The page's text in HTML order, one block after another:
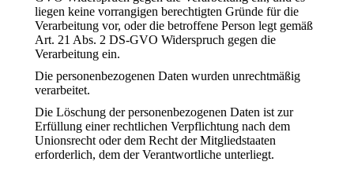
liegen keine vorrangigen berechtigten Gründe für die
Verarbeitung vor, oder die betroffene Person legt gemäß
Art. 21 Abs. 2 DS-GVO Widerspruch gegen die
Verarbeitung ein.
Die personenbezogenen Daten wurden unrechtmäßig
verarbeitet.
Die Löschung der personenbezogenen Daten ist zur
Erfüllung einer rechtlichen Verpflichtung nach dem
Unionsrecht oder dem Recht der Mitgliedstaaten
erforderlich, dem der Verantwortliche unterliegt.